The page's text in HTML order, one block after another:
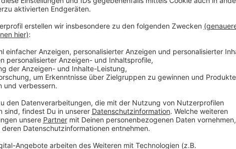
Anzeige
Anzeige
Pressemitteilung zur Bustour zu verschiedenen
Mehr Geld für Schulen - Das hatte OB Keller Ende
So hatte der Schulausschuss entschieden